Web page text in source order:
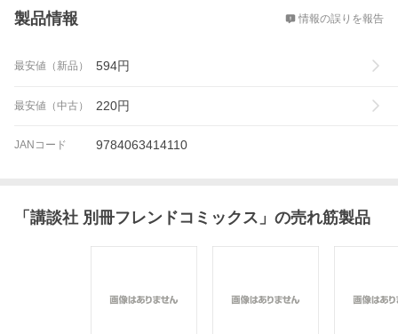
製品情報 情報の誤りを報告
最安値（新品） 594円
最安値（中古） 220円
JANコード 9784063414110
「 講談社 別冊フレンドコミックス 」の売れ筋製品